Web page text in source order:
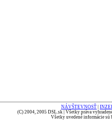
NÁVŠTEVNOSŤ
(C) 2004, 2005 DSL.sk | Všetky práva
Všetky uvedené informácie sú